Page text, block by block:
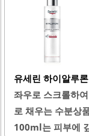
게 흡수됩니다.
에 적합하여, 피
용 후에는 쫀쫀한
유세린 브랜드는
자들에게 사랑받
선을 위한 제품으
있습니다.또한, 튜
한 양을 조절하여
한 피부를 가진 분
볼륨 리프팅 아이
유세린 하이알루
좌우로 스크롤하
로 채우는 수분상
100ml는 피부에